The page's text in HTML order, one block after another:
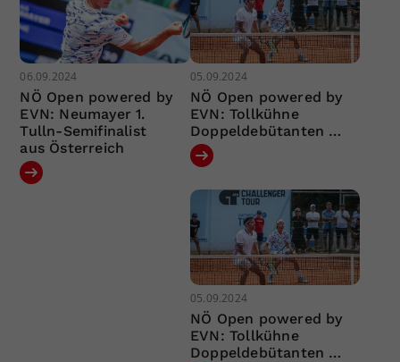
06.09.2024
NÖ Open powered by
EVN: Neumayer 1.
Tulln-Semifinalist
aus Österreich
05.09.2024
NÖ Open powered by
EVN: Tollkühne
Doppeldebütanten …
05.09.2024
NÖ Open powered by
EVN: Tollkühne
Doppeldebütanten …